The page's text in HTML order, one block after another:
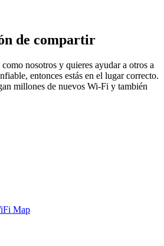
de compartir
nosotros y quieres ayudar a otros a
entonces estás en el lugar correcto.
millones de nuevos Wi-Fi y también
Map